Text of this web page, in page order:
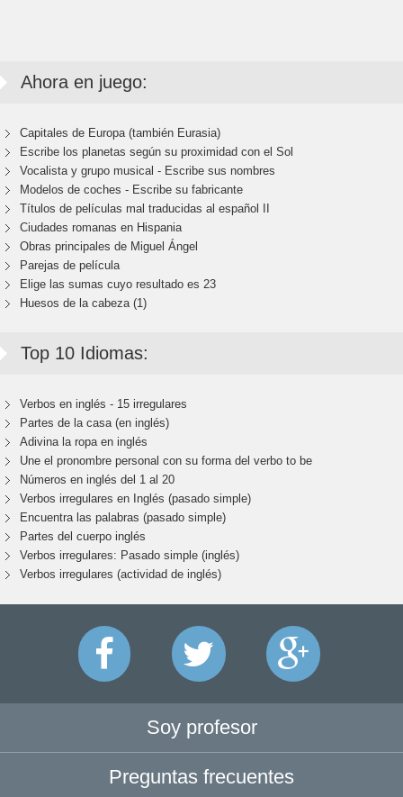
Ahora en juego:
Capitales de Europa (también Eurasia)
Escribe los planetas según su proximidad con el Sol
Vocalista y grupo musical - Escribe sus nombres
Modelos de coches - Escribe su fabricante
Títulos de películas mal traducidas al español II
Ciudades romanas en Hispania
Obras principales de Miguel Ángel
Parejas de película
Elige las sumas cuyo resultado es 23
Huesos de la cabeza (1)
Top 10 Idiomas:
Verbos en inglés - 15 irregulares
Partes de la casa (en inglés)
Adivina la ropa en inglés
Une el pronombre personal con su forma del verbo to be
Números en inglés del 1 al 20
Verbos irregulares en Inglés (pasado simple)
Encuentra las palabras (pasado simple)
Partes del cuerpo inglés
Verbos irregulares: Pasado simple (inglés)
Verbos irregulares (actividad de inglés)
Soy profesor
Preguntas frecuentes